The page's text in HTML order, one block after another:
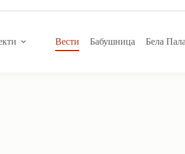
Вести Бабушница Бела